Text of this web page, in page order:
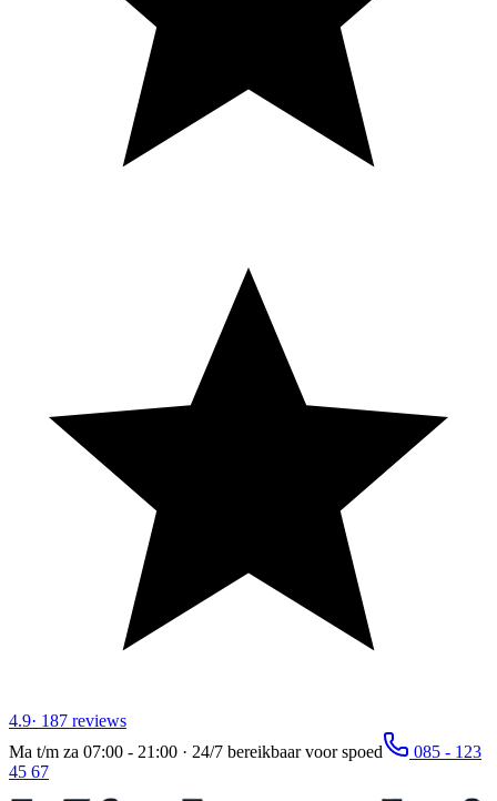
4.9· 187 reviews
Ma t/m za 07:00 - 21:00 · 24/7 bereikbaar voor spoed
085 - 123
45 67